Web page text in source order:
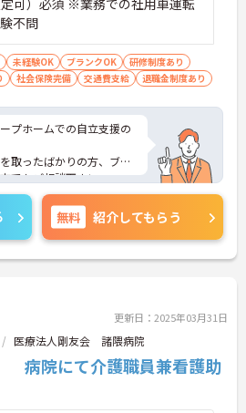
可）必須 ※業務での社用車運転
不問
未経験OK ブランクOK
研修制度あり
社会保険完備 交通費支給 退職金制度あり
プホームでの自立支援の
取ったばかりの方、ブラ
でもご相談下さい。
で、ご家庭をお持ちの方
ススメです♪
実績がありますので、ラ
お仕事を続けていくこと
えて、マイカー通勤も可
無料 紹介してもらう
更新日：2025年03月31日
医療法人剛友会 諸隈病院
病院にて介護職員兼看護助